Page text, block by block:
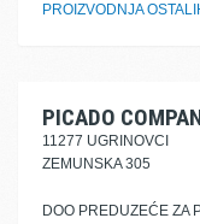
PROIZVODNJA
PICADO
11277 UGRINOVCI
ZEMUNSKA 305
DOO PREDUZEĆE ZA